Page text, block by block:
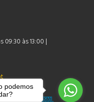
às 13:00 |
podemos